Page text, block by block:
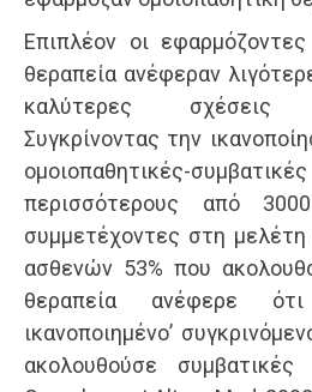
Επιπλέον οι
θεραπεία ανέφεραν
καλύτερες σχέσεις
Συγκρίνοντας την
ομοιοπαθητικές-
περισσότερους από
συμμετέχοντες στη
ασθενών 53% που
θεραπεία ανέφερε
ικανοποιημένο’
ακολουθούσε